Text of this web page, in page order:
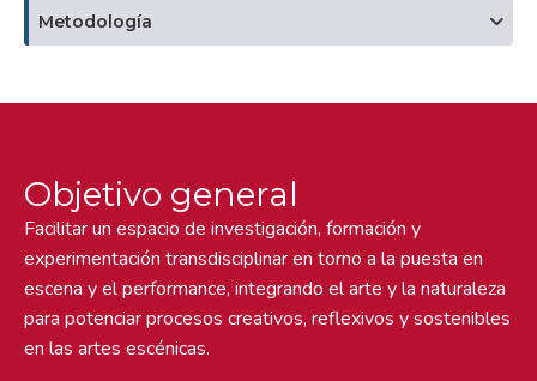
Metodología
Objetivo general
Facilitar un espacio de investigación, formación y
experimentación transdisciplinar en torno a la puesta en
escena y el performance, integrando el arte y la naturaleza
para potenciar procesos creativos, reflexivos y sostenibles
en las artes escénicas.